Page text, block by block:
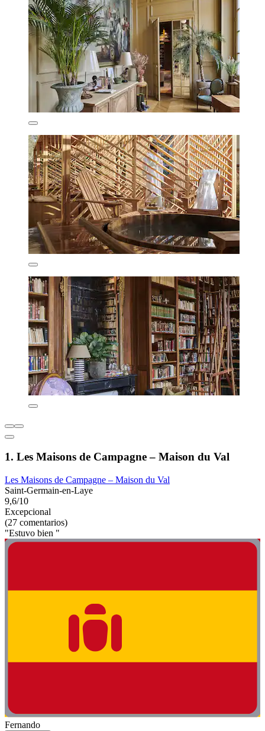
1. Les Maisons de Campagne – Maison du Val
Les Maisons de Campagne – Maison du Val
Saint-Germain-en-Laye
9,6/10
Excepcional
(27 comentarios)
"Estuvo bien "
Fernando